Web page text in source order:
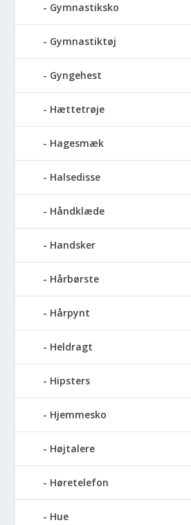
Gymnastiksko
Gymnastiktøj
Gyngehest
Hættetrøje
Hagesmæk
Halsedisse
Håndklæde
Handsker
Hårbørste
Hårpynt
Heldragt
Hipsters
Hjemmesko
Højtalere
Høretelefon
Hue